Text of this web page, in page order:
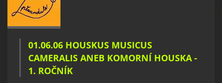
01.06.06 HOUSKUS MUSICUS
CAMERALIS ANEB KOMORNÍ HOUSKA -
1. ROČNÍK